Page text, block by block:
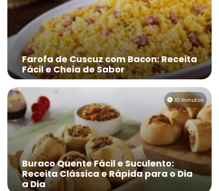
Farofa de Cuscuz com Bacon: Receita
Fácil e Cheia de Sabor
10 minutos
Buraco Quente Fácil e Suculento:
Receita Clássica e Rápida para o Dia
a Dia